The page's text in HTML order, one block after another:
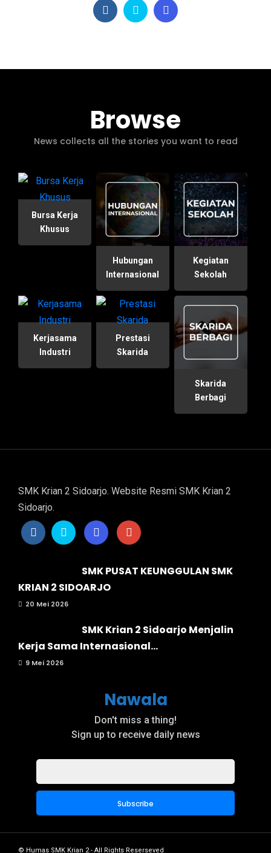
Browse
News collects all the stories you want to read
Bursa Kerja
Khusus
Hubungan
Internasional
Kegiatan
Sekolah
Kerjasama
Industri
Prestasi
Skarida
Skarida
Berbagi
SMK Krian 2 Sidoarjo. Website Resmi SMK Krian 2
Sidoarjo.
SMK PUSAT KEUNGGULAN SMK
KRIAN 2 SIDOARJO
20 Mei 2026
SMK Krian 2 Sidoarjo Menjalin
Kerja Sama Internasional...
9 Mei 2026
Nawala
Don't miss a thing!
Sign up to receive daily news
© Humas SMK Krian 2 - All Rights Reserseved